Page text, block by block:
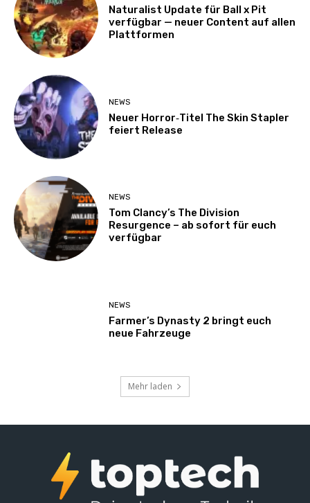
Naturalist Update für Ball x Pit
verfügbar — neuer Content auf allen
Plattformen
NEWS
Neuer Horror‑Titel The Skin Stapler
feiert Release
NEWS
Tom Clancy’s The Division
Resurgence – ab sofort für euch
verfügbar
NEWS
Farmer’s Dynasty 2 bringt euch
neue Fahrzeuge
Mehr laden